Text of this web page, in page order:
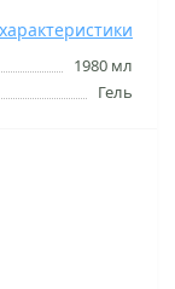
1980 мл
Гель